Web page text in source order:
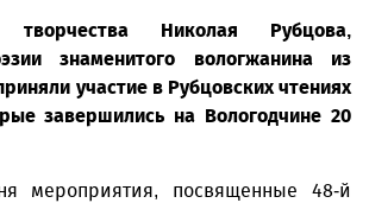
творчества Николая Рубцова,
знаменитого вологжанина из
участие в Рубцовских чтениях
завершились на Вологодчине 20
мероприятия, посвященные 48-й